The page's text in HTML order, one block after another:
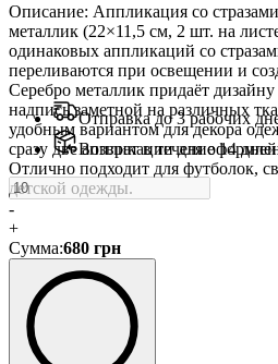
Описание: Аппликация со
металлик (22×11,5 см, 2 шт. на
одинаковых аппликаций со
переливаются при освещении и
Серебро металлик придаёт
надпись заметной на различных
удобным вариантом для декора
сразу две аппликации для
Отлично подходит для футболок,
детской одежды.
Отправка до 3 рабочих
Возврат в течение 14 дней
-
+
Сумма:680 грн